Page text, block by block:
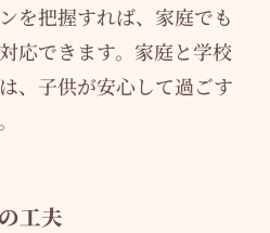
を把握すれば、家庭でも
応できます。家庭と学校
、子供が安心して過ごす
工夫